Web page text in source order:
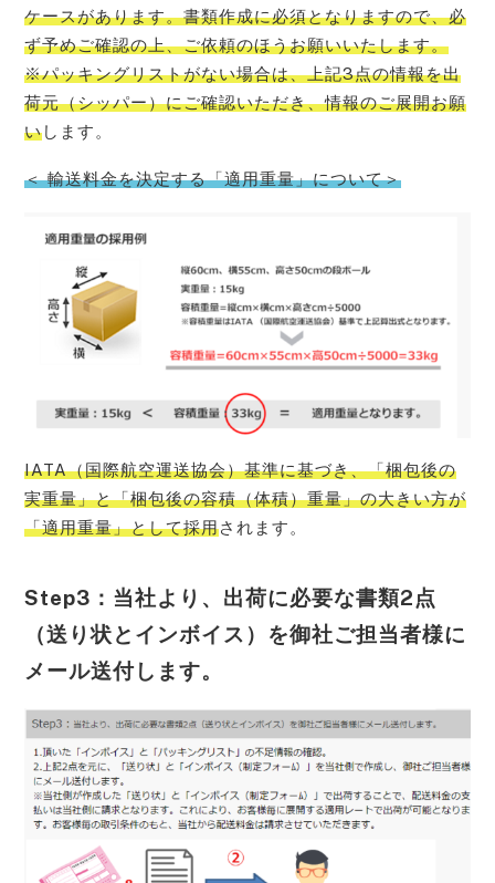
ケースがあります。書類作成に必須となりますので、必
ず予めご確認の上、ご依頼のほうお願いいたします。
※パッキングリストがない場合は、上記3点の情報を出
荷元（シッパー）にご確認いただき、情報のご展開お願
いします。
＜ 輸送料金を決定する「適用重量」について＞
IATA（国際航空運送協会）基準に基づき、「梱包後の
実重量」と「梱包後の容積（体積）重量」の大きい方が
「適用重量」として採用されます。
Step3：当社より、出荷に必要な書類2点
（送り状とインボイス）を御社ご担当者様に
メール送付します。